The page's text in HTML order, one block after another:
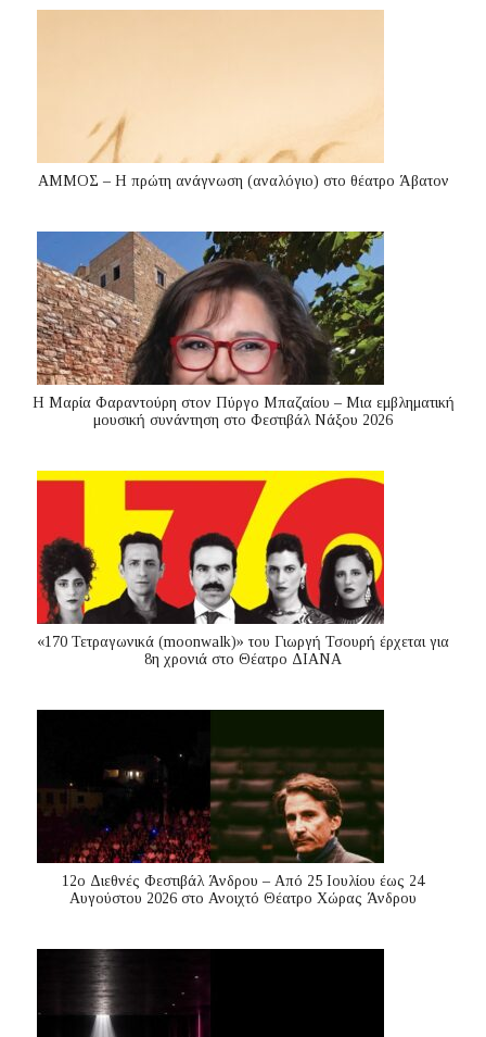
ΑΜΜΟΣ – Η πρώτη ανάγνωση (αναλόγιο) στο θέατρο Άβατον
Η Μαρία Φαραντούρη στον Πύργο Μπαζαίου – Μια εμβληματική
μουσική συνάντηση στο Φεστιβάλ Νάξου 2026
«170 Τετραγωνικά (moonwalk)» του Γιωργή Τσουρή έρχεται για
8η χρονιά στο Θέατρο ΔΙΑΝΑ
12ο Διεθνές Φεστιβάλ Άνδρου – Από 25 Ιουλίου έως 24
Αυγούστου 2026 στο Ανοιχτό Θέατρο Χώρας Άνδρου